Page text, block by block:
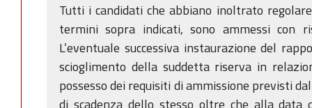
Tutti i candidati che abbiano inoltrato
termini sopra indicati, sono ammessi con
L’eventuale successiva instaurazione del
scioglimento della suddetta riserva in
possesso dei requisiti di ammissione previsti